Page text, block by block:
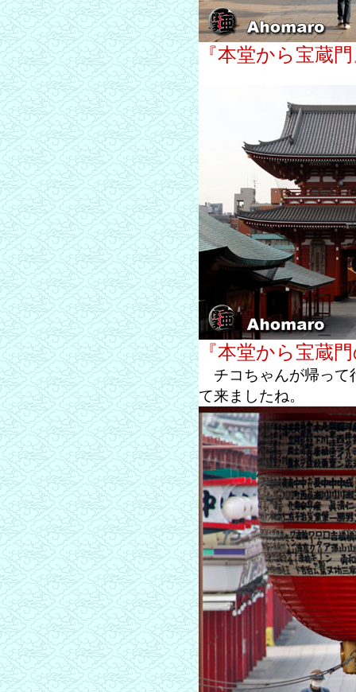
『本堂から宝蔵
『本堂から宝蔵
チコちゃんが帰って
て来ましたね。